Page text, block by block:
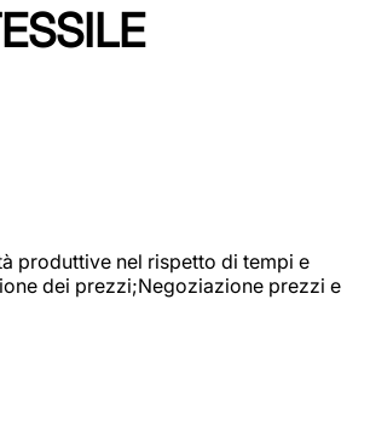
produttive nel rispetto di tempi e
dei prezzi;Negoziazione prezzi e